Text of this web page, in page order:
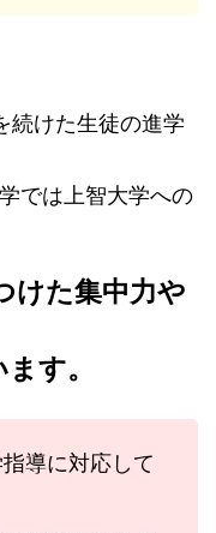
続けた生徒の進学
では上智大学への
けた集中力や
す。
導に対応して